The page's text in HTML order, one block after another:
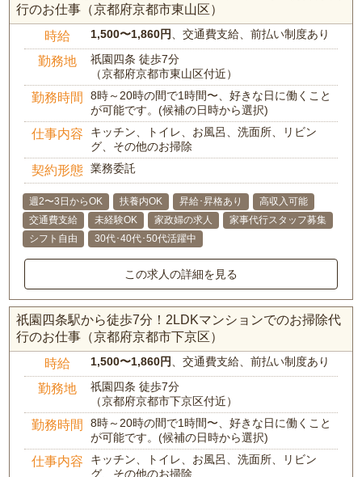
行のお仕事（京都府京都市東山区）
時給 1,500〜1,860円 、交通費支給、前払い制度あり
勤務地
祇園四条 徒歩7分
（京都府京都市東山区付近）
勤務時間
8時～20時の間で1時間〜、好きな日に働くこと
が可能です。(候補の日時から選択)
仕事内容
キッチン、トイレ、お風呂、洗面所、リビン
グ、その他のお掃除
契約形態 業務委託
週2〜3日からOK 扶養内OK 昇給･昇格あり
高収入可能
交通費支給
未経験OK 家政婦の求人
家事代行スタッフ募集
シフト自由
30代･40代･50代活躍中
この求人の詳細を見る
祇園四条駅から徒歩7分！2LDKマンションでのお掃除代
行のお仕事（京都府京都市下京区）
時給 1,500〜1,860円 、交通費支給、前払い制度あり
勤務地
祇園四条 徒歩7分
（京都府京都市下京区付近）
勤務時間
8時～20時の間で1時間〜、好きな日に働くこと
が可能です。(候補の日時から選択)
仕事内容
キッチン、トイレ、お風呂、洗面所、リビン
グ、その他のお掃除